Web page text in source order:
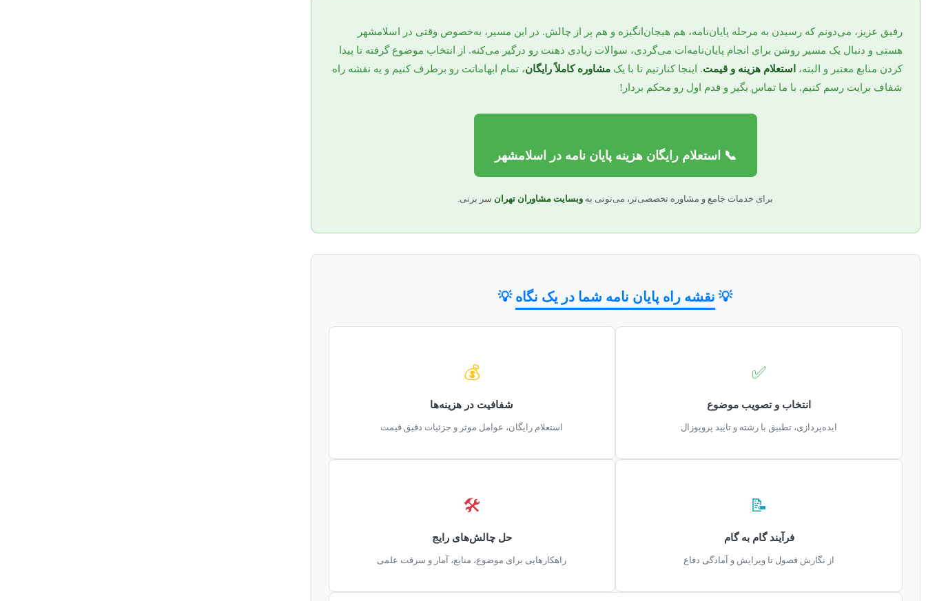
رفیق عزیز، می‌دونم که رسیدن به مرحله پایان‌نامه، هم هیجان‌انگیزه و هم پر از چالش. در این مسیر، به‌خصوص وقتی در اسلامشهر
هستی و دنبال یک مسیر روشن برای انجام پایان‌نامه‌ات می‌گردی، سوالات زیادی ذهنت رو درگیر می‌کنه. از انتخاب موضوع گرفته تا پیدا
کردن منابع معتبر و البته، استعلام هزینه و قیمت. اینجا کنارتیم تا با یک مشاوره کاملاً رایگان، تمام ابهاماتت رو برطرف کنیم و یه نقشه راه
شفاف برایت رسم کنیم. با ما تماس بگیر و قدم اول رو محکم بردار!
📞 استعلام رایگان هزینه پایان نامه در اسلامشهر
برای خدمات جامع و مشاوره تخصصی‌تر، می‌تونی به وبسایت مشاوران تهران سر بزنی.
💡 نقشه راه پایان نامه شما در یک نگاه 💡
✅
انتخاب و تصویب موضوع
ایده‌پردازی، تطبیق با رشته و تایید پروپوزال
💰
شفافیت در هزینه‌ها
استعلام رایگان، عوامل موثر و جزئیات دقیق قیمت
📝
فرآیند گام به گام
از نگارش فصول تا ویرایش و آمادگی دفاع
🛠️
حل چالش‌های رایج
راهکارهایی برای موضوع، منابع، آمار و سرقت علمی